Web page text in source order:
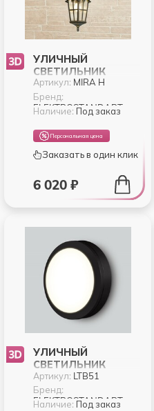
УЛИЧНЫЙ
СВЕТИЛЬНИК
ELEKTROSTANDART
MIRA MIRA H
Артикул: MIRA H
Бренд:
ELEKTROSTANDART
Наличие: Под заказ
Персональная цена
Заказать в один клик
6 020 ₽
УЛИЧНЫЙ
СВЕТИЛЬНИК
ELEKTROSTANDART
LTB51 LTB51
Артикул: LTB51
Бренд:
ELEKTROSTANDART
Наличие: Под заказ